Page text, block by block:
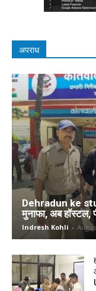
अपराध
Dehradun ke
मुनाफा, अब हॉस्टल,
Indresh Kohli -